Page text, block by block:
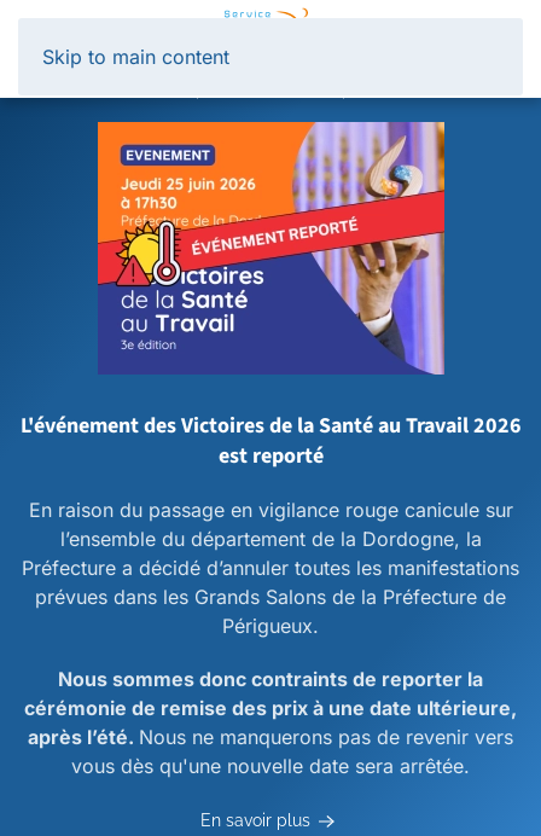
Skip to main content
L'événement des Victoires de la Santé au Travail 2026
est reporté
En raison du passage en vigilance rouge canicule sur
l’ensemble du département de la Dordogne, la
Préfecture a décidé d’annuler toutes les manifestations
prévues dans les Grands Salons de la Préfecture de
Périgueux.
Nous sommes donc contraints de reporter la
cérémonie de remise des prix à une date ultérieure,
après l’été. Nous ne manquerons pas de revenir vers
vous dès qu'une nouvelle date sera arrêtée.
En savoir plus
Panneau de gestion des cookies